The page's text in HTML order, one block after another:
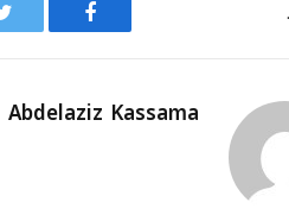
Facebook
Abdelaziz Kassama